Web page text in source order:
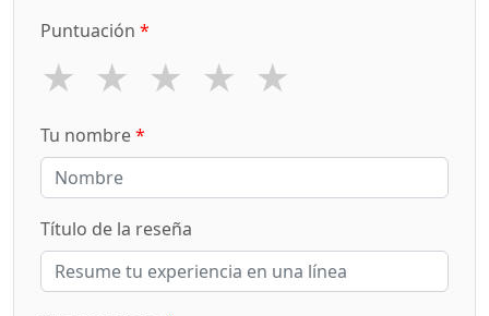
Puntuación *
★ ★ ★ ★ ★
Tu nombre*
Título de la reseña